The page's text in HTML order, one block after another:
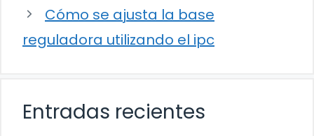
Cómo se ajusta la base
reguladora utilizando el ipc
Entradas recientes